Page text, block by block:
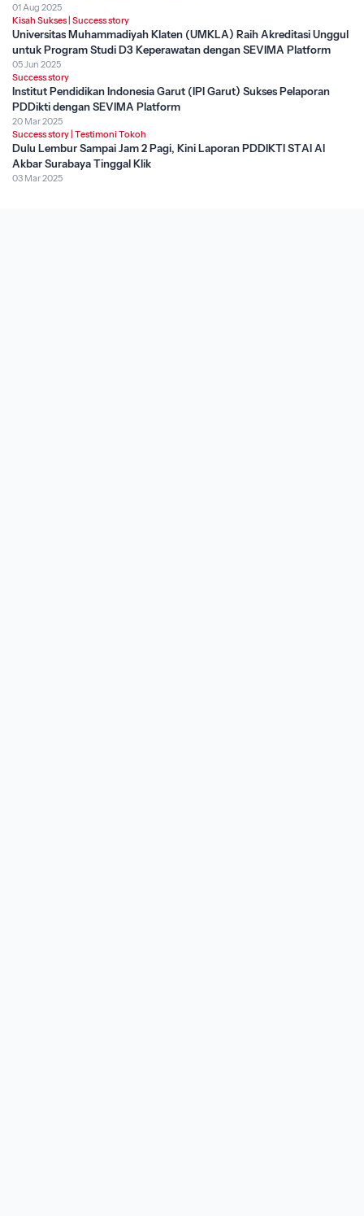
01 Aug 2025
Kisah Sukses | Success story
Universitas Muhammadiyah Klaten (UMKLA) Raih Akreditasi Unggul
untuk Program Studi D3 Keperawatan dengan SEVIMA Platform
05 Jun 2025
Success story
Institut Pendidikan Indonesia Garut (IPI Garut) Sukses Pelaporan
PDDikti dengan SEVIMA Platform
20 Mar 2025
Success story | Testimoni Tokoh
Dulu Lembur Sampai Jam 2 Pagi, Kini Laporan PDDIKTI STAI Al
Akbar Surabaya Tinggal Klik
03 Mar 2025